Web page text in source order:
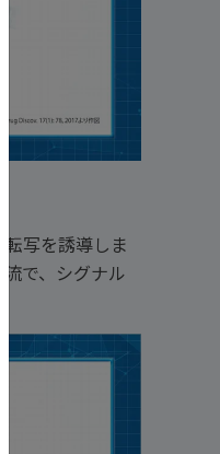
写を誘導しま
で、シグナル